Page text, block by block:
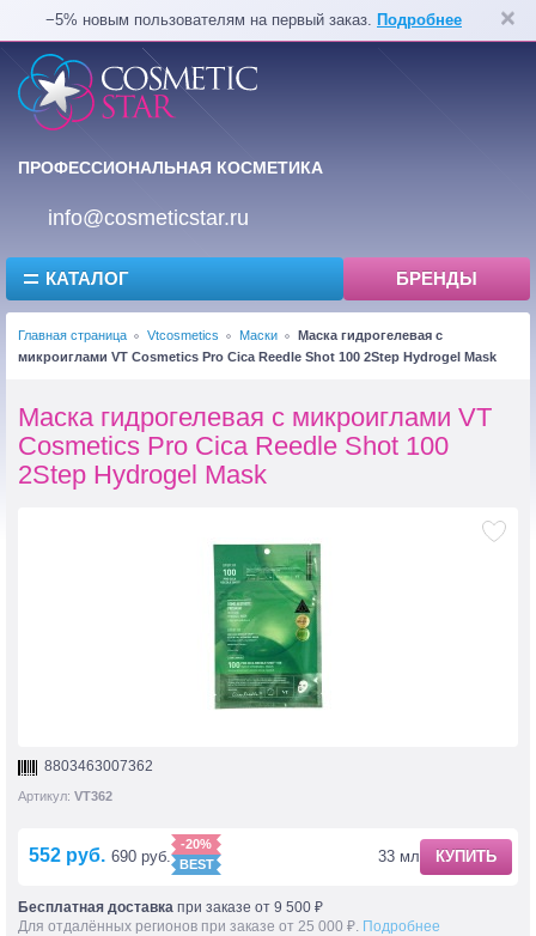
−5% новым пользователям на первый заказ. Подробнее
ПРОФЕССИОНАЛЬНАЯ КОСМЕТИКА
info@cosmeticstar.ru
КАТАЛОГ БРЕНДЫ
Главная страница Vtcosmetics Маски
Маска гидрогелевая с
микроиглами VT Cosmetics Pro Cica Reedle Shot 100 2Step Hydrogel Mask
Маска гидрогелевая с микроиглами VT
Cosmetics Pro Cica Reedle Shot 100
2Step Hydrogel Mask
8803463007362
Артикул: VT362
552 руб. 690 руб.
-20%
33 мл КУПИТЬ
Бесплатная доставка при заказе от 9 500 ₽
Для отдалённых регионов при заказе от 25 000 ₽. Подробнее